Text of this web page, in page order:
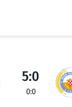
5:0
0:0